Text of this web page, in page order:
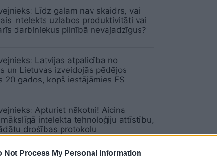
Not Process My Personal Information
Līdz galam nav skaidrs, vai
intelekts uzlabos produktivitāti vai
darbiniekus pilnībā nevajadzīgus?
Latvijas atpalicība no
un Lietuvas izveidojās pēdējos
20 gados, kopš iestājāmies ES
Apturiet nākotni! Aicina
intelekta tehnoloģiju attīstību,
drošības protokolu
Būtu diezgan muļķīgs skats, ja